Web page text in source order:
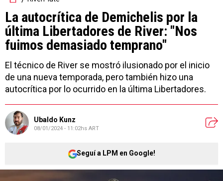
La autocrítica de Demichelis por la
última Libertadores de River: "Nos
fuimos demasiado temprano"
El técnico de River se mostró ilusionado por el inicio
de una nueva temporada, pero también hizo una
autocrítica por lo ocurrido en la última Libertadores.
Ubaldo Kunz
08/01/2024 - 11:02hs ART
Seguí a LPM en Google!